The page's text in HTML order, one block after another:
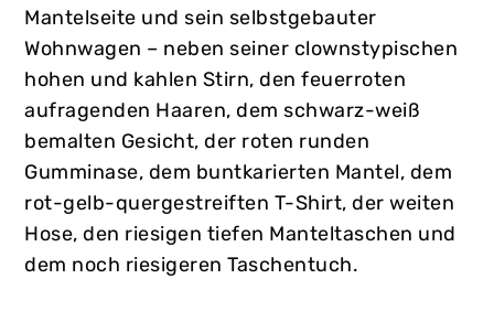
Mantelseite und sein selbstgebauter
Wohnwagen – neben seiner clownstypischen
hohen und kahlen Stirn, den feuerroten
aufragenden Haaren, dem schwarz-weiß
bemalten Gesicht, der roten runden
Gumminase, dem buntkarierten Mantel, dem
rot-gelb-quergestreiften T-Shirt, der weiten
Hose, den riesigen tiefen Manteltaschen und
dem noch riesigeren Taschentuch.